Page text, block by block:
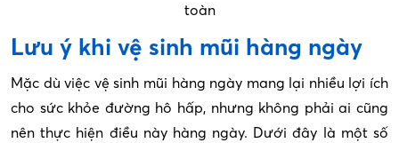
toàn
Lưu ý khi vệ sinh mũi hàng ngày
Mặc dù việc vệ sinh mũi hàng ngày mang lại nhiều lợi ích
cho sức khỏe đường hô hấp, nhưng không phải ai cũng
nên thực hiện điều này hàng ngày. Dưới đây là một số